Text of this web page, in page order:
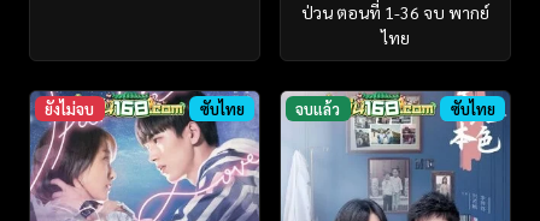
ป่วน ตอนที่ 1-36 จบ พากย์
ไทย
ยังไม่จบ ซับไทย จบแล้ว ซับไทย